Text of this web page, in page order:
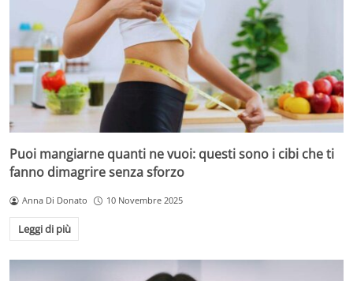
Puoi mangiarne quanti ne vuoi: questi sono i cibi che ti
fanno dimagrire senza sforzo
Anna Di Donato 10 Novembre 2025
Leggi di più